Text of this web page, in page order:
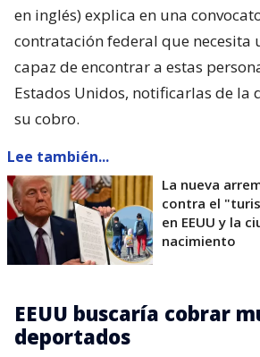
en inglés) explica en una
contratación federal que necesita
capaz de encontrar a estas
Estados Unidos, notificarlas de la
su cobro.
Lee también...
La nueva
contra el
en EEUU y la
nacimiento
EEUU buscaría cobrar
deportados